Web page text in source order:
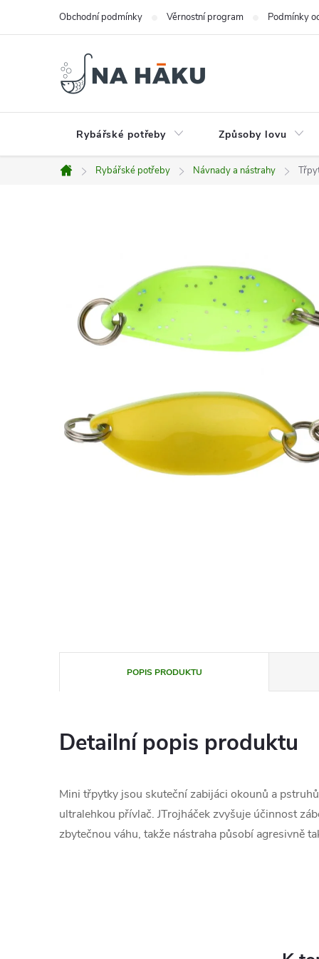
Obchodní podmínky Věrnostní program Podmínky
Rybářské potřeby Způsoby lovu
Domů
Rybářské potřeby Návnady a nástrahy
POPIS PRODUKTU
Detailní popis produktu
Mini třpytky jsou skuteční zabijáci okounů a
ultralehkou přívlač. JTrojháček zvyšuje účinnost
zbytečnou váhu, takže nástraha působí agresivně